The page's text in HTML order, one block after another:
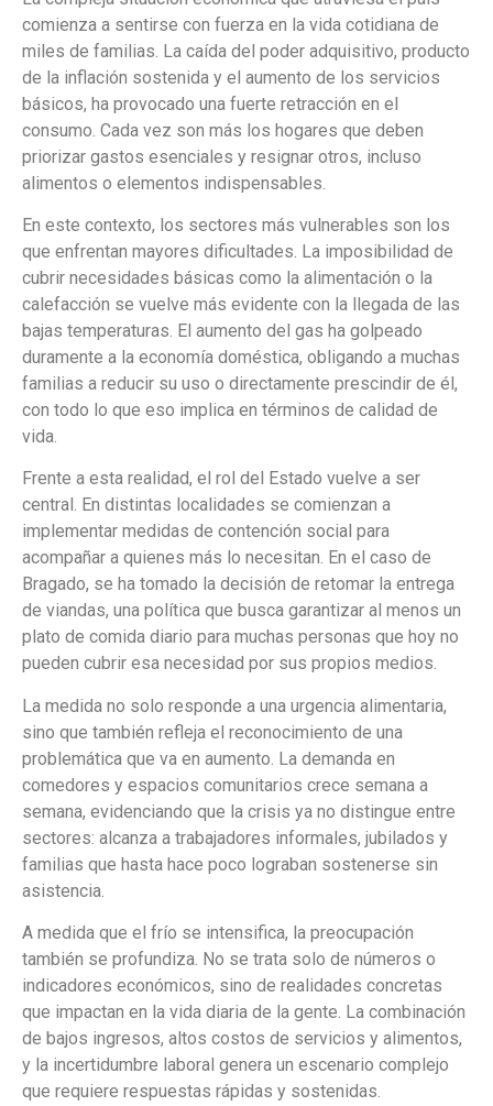
comienza a sentirse con fuerza en la vida cotidiana de
miles de familias. La caída del poder adquisitivo, producto
de la inflación sostenida y el aumento de los servicios
básicos, ha provocado una fuerte retracción en el
consumo. Cada vez son más los hogares que deben
priorizar gastos esenciales y resignar otros, incluso
alimentos o elementos indispensables.
En este contexto, los sectores más vulnerables son los
que enfrentan mayores dificultades. La imposibilidad de
cubrir necesidades básicas como la alimentación o la
calefacción se vuelve más evidente con la llegada de las
bajas temperaturas. El aumento del gas ha golpeado
duramente a la economía doméstica, obligando a muchas
familias a reducir su uso o directamente prescindir de él,
con todo lo que eso implica en términos de calidad de
vida.
Frente a esta realidad, el rol del Estado vuelve a ser
central. En distintas localidades se comienzan a
implementar medidas de contención social para
acompañar a quienes más lo necesitan. En el caso de
Bragado, se ha tomado la decisión de retomar la entrega
de viandas, una política que busca garantizar al menos un
plato de comida diario para muchas personas que hoy no
pueden cubrir esa necesidad por sus propios medios.
La medida no solo responde a una urgencia alimentaria,
sino que también refleja el reconocimiento de una
problemática que va en aumento. La demanda en
comedores y espacios comunitarios crece semana a
semana, evidenciando que la crisis ya no distingue entre
sectores: alcanza a trabajadores informales, jubilados y
familias que hasta hace poco lograban sostenerse sin
asistencia.
A medida que el frío se intensifica, la preocupación
también se profundiza. No se trata solo de números o
indicadores económicos, sino de realidades concretas
que impactan en la vida diaria de la gente. La combinación
de bajos ingresos, altos costos de servicios y alimentos,
y la incertidumbre laboral genera un escenario complejo
que requiere respuestas rápidas y sostenidas.